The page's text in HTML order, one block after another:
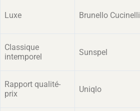
Luxe Brunello Cucinelli
Classique
intemporel
Sunspel
Rapport qualité-
prix
Uniqlo